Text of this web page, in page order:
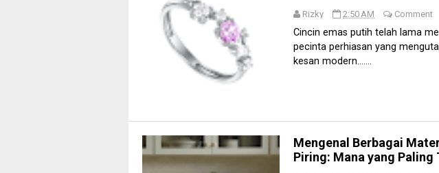
Rizky 2:50 AM Comment
Cincin emas putih telah lama
pecinta perhiasan yang
kesan modern.......
Mengenal Berbagai
Piring: Mana yang Paling